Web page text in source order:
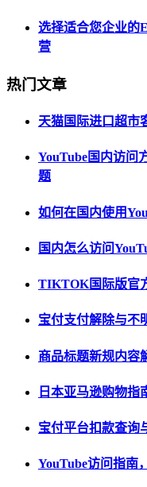
选择适合您企业的
营
热门文章
天猫国际进口超市
YouTube国内访问
题
如何在国内使用
国内怎么访问
TIKTOK国际版官
宝付支付解除与不
商品标题新规内容
日本亚马逊购物指
宝付平台扣款查询
YouTube访问指南